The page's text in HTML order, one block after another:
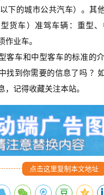
下的城市公共汽车）。其
货车）准驾车辆：重型
作业车。
客车和中型客车的标准的
找到你需要的信息了吗 ？
，记得收藏关注本站。
点击这里复制本文地址